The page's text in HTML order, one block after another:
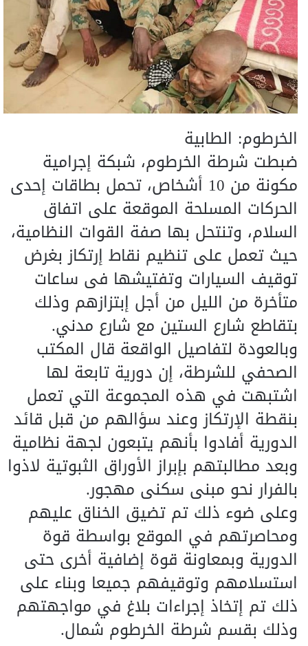
الخرطوم: الطابية
ضبطت شرطة الخرطوم، شبكة إجرامية
مكونة من 10 أشخاص، تحمل بطاقات إحدى
الحركات المسلحة الموقعة على اتفاق
السلام، وتنتحل بها صفة القوات النظامية،
حيث تعمل على تنظيم نقاط إرتكاز بغرض
توقيف السيارات وتفتيشها فى ساعات
متأخرة من الليل من أجل إبتزازهم وذلك
بتقاطع شارع الستين مع شارع مدني.
وبالعودة لتفاصيل الواقعة قال المكتب
الصحفي للشرطة، إن دورية تابعة لها
اشتبهت في هذه المجموعة التي تعمل
بنقطة الإرتكاز وعند سؤالهم من قبل قائد
الدورية أفادوا بأنهم يتبعون لجهة نظامية
وبعد مطالبتهم بإبراز الأوراق الثبوتية لاذوا
بالفرار نحو مبنى سكنى مهجور.
وعلى ضوء ذلك تم تضيق الخناق عليهم
ومحاصرتهم في الموقع بواسطة قوة
الدورية وبمعاونة قوة إضافية أخرى حتى
استسلامهم وتوقيفهم جميعا وبناء على
ذلك تم إتخاذ إجراءات بلاغ في مواجهتهم
وذلك بقسم شرطة الخرطوم شمال.